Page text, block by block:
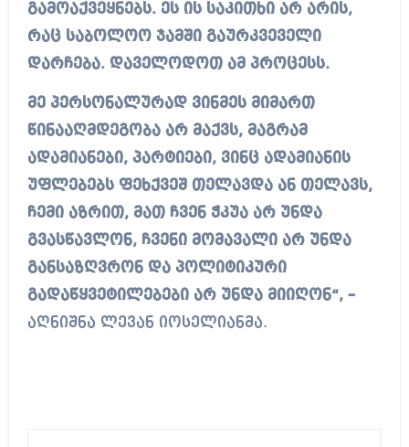
გამოაქვეყნებს. ეს ის საკითხი არ არის,
რაც საბოლოო ჯამში გაურკვეველი
დარჩება. დაველოდოთ ამ პროცესს.
მე პერსონალურად ვინმეს მიმართ
წინააღმდეგობა არ მაქვს, მაგრამ
ადამიანები, პარტიები, ვინც ადამიანის
უფლებებს ფეხქვეშ თელავდა ან თელავს,
ჩემი აზრით, მათ ჩვენ ჭკუა არ უნდა
გვასწავლონ, ჩვენი მომავალი არ უნდა
განსაზღვრონ და პოლიტიკური
გადაწყვეტილებები არ უნდა მიიღონ“, –
აღნიშნა ლევან იოსელიანმა.